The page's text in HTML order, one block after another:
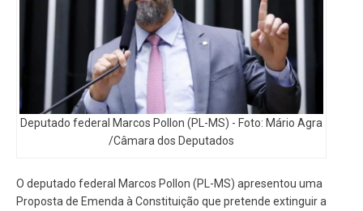
Deputado federal Marcos Pollon (PL-MS) - Foto: Mário Agra
/Câmara dos Deputados
O deputado federal Marcos Pollon (PL-MS) apresentou uma
Proposta de Emenda à Constituição que pretende extinguir a